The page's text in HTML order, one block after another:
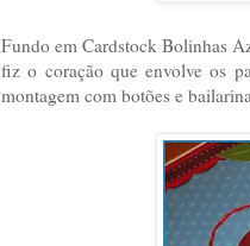
Fundo em Cardstock Bolinhas
fiz o coração que envolve os
montagem com botões e